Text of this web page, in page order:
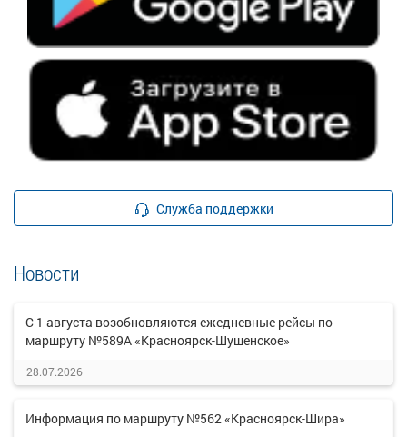
Служба поддержки
Новости
С 1 августа возобновляются ежедневные рейсы по
маршруту №589А «Красноярск-Шушенское»
28.07.2026
Информация по маршруту №562 «Красноярск-Шира»